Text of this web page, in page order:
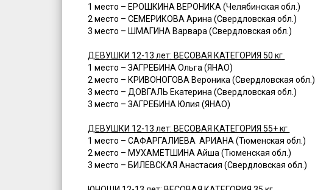
1 место – ЕРОШКИНА ВЕРОНИКА (Челябинская обл.)
2 место – СЕМЕРИКОВА Арина (Свердловская обл.)
3 место – ШМАГИНА Варвара (Свердловская обл.)
ДЕВУШКИ 12-13 лет: ВЕСОВАЯ КАТЕГОРИЯ 50 кг
1 место – ЗАГРЕБИНА Ольга (ЯНАО)
2 место – КРИВОНОГОВА Вероника (Свердловская обл.)
3 место – ДОВГАЛЬ Екатерина (Свердловская обл.)
3 место – ЗАГРЕБИНА Юлия (ЯНАО)
ДЕВУШКИ 12-13 лет: ВЕСОВАЯ КАТЕГОРИЯ 55+ кг
1 место – САФАРГАЛИЕВА АРИАНА (Тюменская обл.)
2 место – МУХАМЕТШИНА Айша (Тюменская обл.)
3 место – БИЛЕВСКАЯ Анастасия (Свердловская обл.)